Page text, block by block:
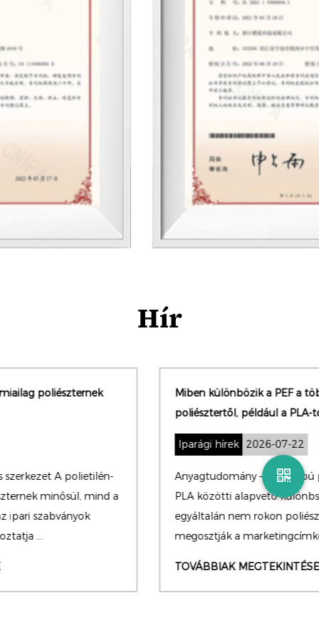
Hír
Miben különbözik a PEF a többi bioalapú
poliésztertől, például a PLA-tól?
Anyagtudomány – Bio-alapú polimerek A PEF és a
PLA közötti alapvető különbség az, hogy kémiailag
egyáltalán nem rokon poliésztercsaládok. Egyszerűen
megosztják a marketingcímkét – „bioalap...
TOVÁBBIAK MEGTEKINTÉSE